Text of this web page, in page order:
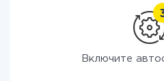
Включите